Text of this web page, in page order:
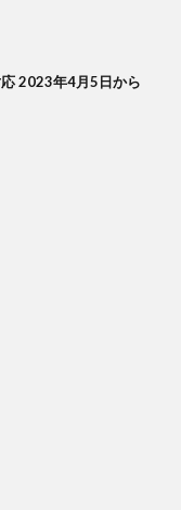
2023年4月5日から